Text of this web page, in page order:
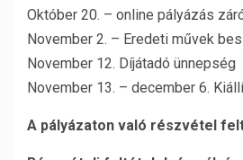
Október 20. – online pályázás
November 2. – Eredeti művek
November 12. Díjátadó ünnepség
November 13. – december 6.
A pályázaton való részvétel